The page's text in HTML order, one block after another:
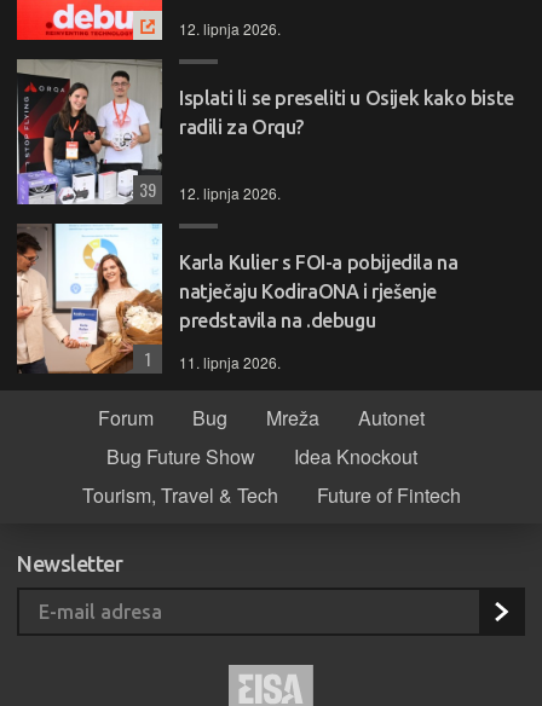
12. lipnja 2026.
Isplati li se preseliti u Osijek kako biste
radili za Orqu?
12. lipnja 2026.
39
Karla Kulier s FOI-a pobijedila na
natječaju KodiraONA i rješenje
predstavila na .debugu
11. lipnja 2026.
1
Forum Bug Mreža
Autonet
Bug Future Show
Idea Knockout
Tourism, Travel & Tech
Future of Fintech
Newsletter